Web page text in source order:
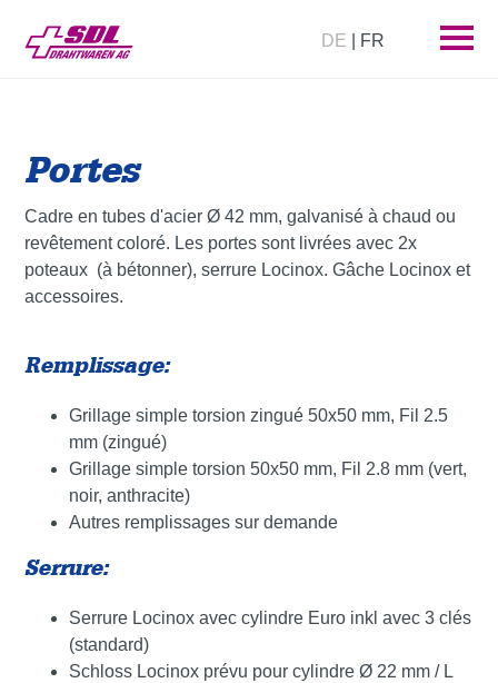
DE | FR
Portes
Cadre en tubes d'acier Ø 42 mm, galvanisé à chaud ou
revêtement coloré. Les portes sont livrées avec 2x
poteaux (à bétonner), serrure Locinox. Gâche Locinox et
accessoires.
Remplissage:
Grillage simple torsion zingué 50x50 mm, Fil 2.5
mm (zingué)
Grillage simple torsion 50x50 mm, Fil 2.8 mm (vert,
noir, anthracite)
Autres remplissages sur demande
Serrure:
Serrure Locinox avec cylindre Euro inkl avec 3 clés
(standard)
Schloss Locinox prévu pour cylindre Ø 22 mm / L